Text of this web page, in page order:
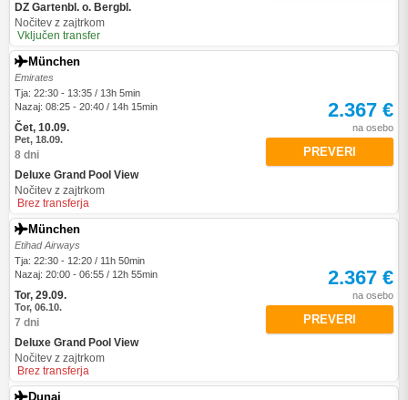
DZ Gartenbl. o. Bergbl.
Nočitev z zajtrkom
Vključen transfer
München
Emirates
Tja: 22:30 - 13:35 / 13h 5min
Nazaj: 08:25 - 20:40 / 14h 15min
Čet, 10.09.
Pet, 18.09.
8 dni
Deluxe Grand Pool View
Nočitev z zajtrkom
Brez transferja
2.367 €
na osebo
PREVERI
München
Etihad Airways
Tja: 22:30 - 12:20 / 11h 50min
Nazaj: 20:00 - 06:55 / 12h 55min
Tor, 29.09.
Tor, 06.10.
7 dni
Deluxe Grand Pool View
Nočitev z zajtrkom
Brez transferja
2.367 €
na osebo
PREVERI
Dunaj